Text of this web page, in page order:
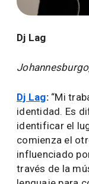
Dj Lag
Dj Lag:“Mi
identidad. Es
identificar el
comienza el
influenciado
través de la